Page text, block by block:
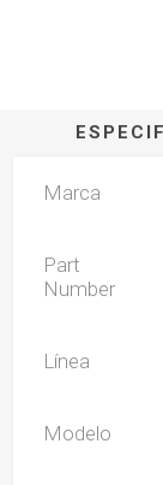
Marca
Part
Number
Línea
Modelo